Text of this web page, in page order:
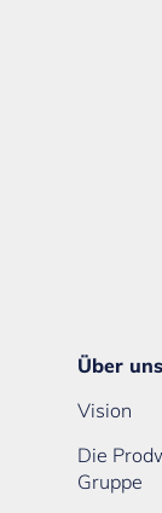
Über uns
Vision
Die
Gruppe